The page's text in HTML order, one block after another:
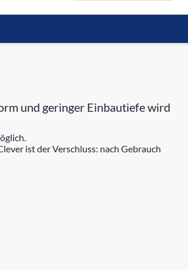
und geringer Einbautiefe wird
ist der Verschluss: nach Gebrauch